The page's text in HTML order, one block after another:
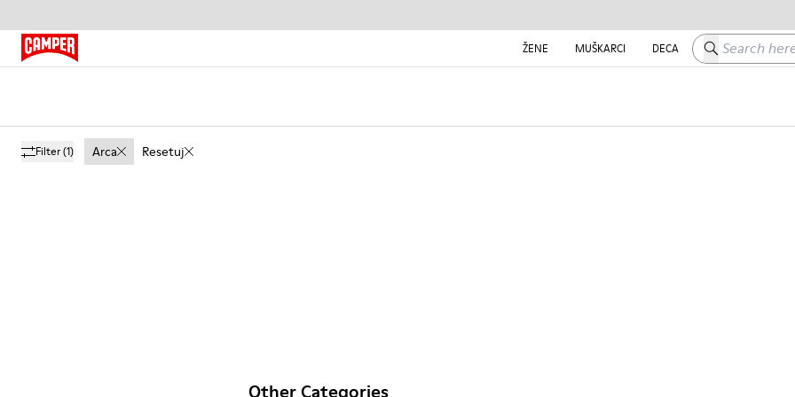
ŽENE
MUŠKARCI DECA Search here
Filter(1) Arca Resetuj
Other Categories